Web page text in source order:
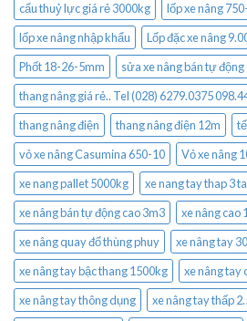
cẩu thuỷ lực giá rẻ 3000kg
lốp xe nâng
lốp xe nâng nhập khẩu
Lốp đặc xe nâng
Phốt 18-26-5mm
sửa xe nâng bán tự động
thang nâng giá rẻ.. Tel (028) 6279.0375
thang nâng điện
thang nâng điện 12m
vỏ xe nâng Casumina 650-10
Vỏ xe nâng
xe nang pallet 5000kg
xe nang tay thap 3
xe nâng bán tự động cao 3m3
xe nâng cao
xe nâng quay đổ thùng phuy
xe nâng tay
xe nâng tay bậc thang 1500kg
xe nâng tay
xe nâng tay thông dụng
xe nâng tay thấp